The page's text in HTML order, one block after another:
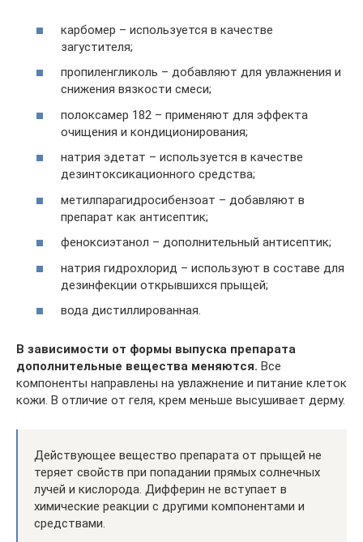
карбомер – используется в качестве
загустителя;
пропиленгликоль – добавляют для увлажнения и
снижения вязкости смеси;
полоксамер 182 – применяют для эффекта
очищения и кондиционирования;
натрия эдетат – используется в качестве
дезинтоксикационного средства;
метилпарагидросибензоат – добавляют в
препарат как антисептик;
феноксиэтанол – дополнительный антисептик;
натрия гидрохлорид – используют в составе для
дезинфекции открывшихся прыщей;
вода дистиллированная.
В зависимости от формы выпуска препарата
дополнительные вещества меняются. Все
компоненты направлены на увлажнение и питание клеток
кожи. В отличие от геля, крем меньше высушивает дерму.
Действующее вещество препарата от прыщей не
теряет свойств при попадании прямых солнечных
лучей и кислорода. Дифферин не вступает в
химические реакции с другими компонентами и
средствами.